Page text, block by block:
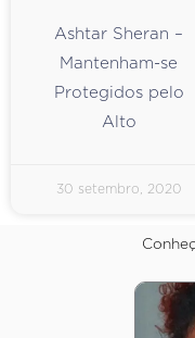
Ashtar Sheran –
Mantenham-se
Protegidos pelo
Alto
30 setembro, 2020